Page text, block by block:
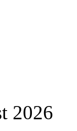
2026